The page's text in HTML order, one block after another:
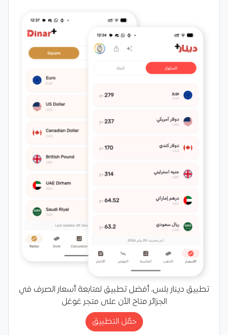
تطبيق دينار بلس، أفضل تطبيق لمتابعة أسعار الصرف في
الجزائر متاح الآن على متجر غوغل
حمّل التطبيق